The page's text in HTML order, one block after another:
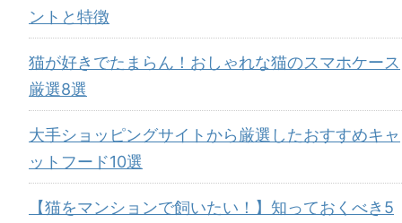
ントと特徴
猫が好きでたまらん！おしゃれな猫のスマホケース
厳選8選
大手ショッピングサイトから厳選したおすすめキャ
ットフード10選
【猫をマンションで飼いたい！】知っておくべき5